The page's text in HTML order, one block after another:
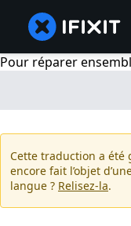
Pour réparer
Cette traduction a été
encore fait l’objet
langue ? Relisez-la.